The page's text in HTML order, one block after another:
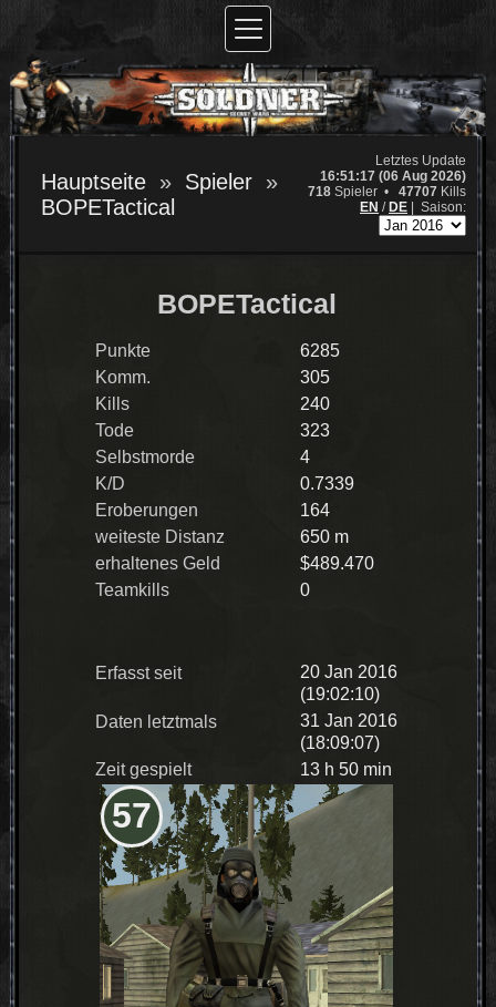
Hauptseite
Spieler
BOPETactical
Letztes Update
16:51:17 (06 Aug 2026)
718 Spieler • 47707 Kills
EN / DE Saison:
57
BOPETactical
Punkte
6285
Komm.
305
Kills
240
Tode
323
Selbstmorde
4
K/D
0.7339
Eroberungen
164
weiteste Distanz
650 m
erhaltenes Geld
$489.470
Teamkills
0
Erfasst seit
20 Jan 2016
(19:02:10)
Daten letztmals
31 Jan 2016
(18:09:07)
Zeit gespielt
13 h 50 min